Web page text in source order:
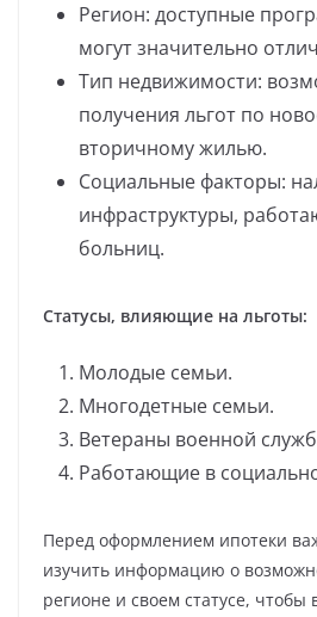
Регион: доступные
могут значительно
Тип недвижимости:
получения льгот по
вторичному жилью.
Социальные факторы:
инфраструктуры,
больниц.
Статусы, влияющие на льготы:
Молодые семьи.
Многодетные семьи.
Ветераны военной
Работающие в
Перед оформлением ипотеки
изучить информацию о
регионе и своем статусе, чтобы